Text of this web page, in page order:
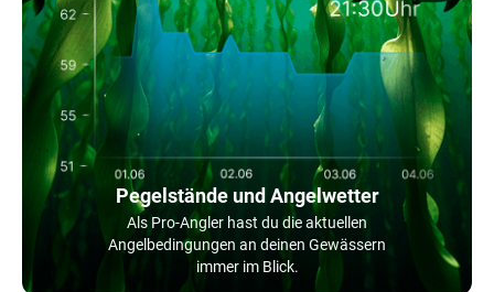
Pegelstände und Angelwetter
Als Pro-Angler hast du die aktuellen
Angelbedingungen an deinen Gewässern
immer im Blick.